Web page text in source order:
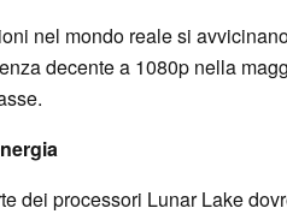
nel mondo reale si
decente a 1080p nella
dei processori Lunar Lake